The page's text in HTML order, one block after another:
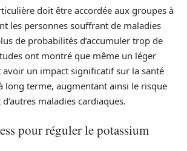
doit être accordée aux groupes à
les personnes souffrant de maladies
de probabilités d’accumuler trop de
ont montré que même un léger
un impact significatif sur la santé
long terme, augmentant ainsi le risque
maladies cardiaques.
pour réguler le potassium